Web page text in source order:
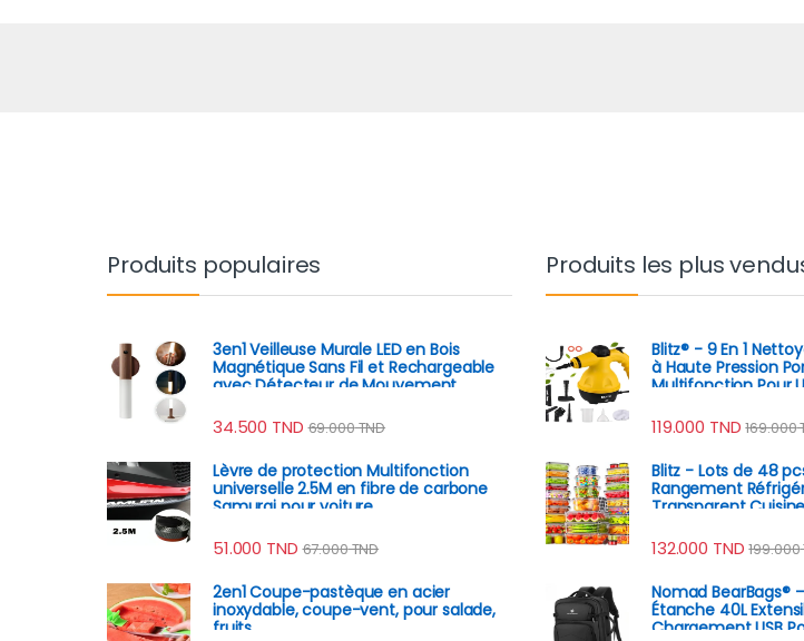
Produits populaires
3en1 Veilleuse Murale LED en Bois
Magnétique Sans Fil et Rechargeable
avec Détecteur de Mouvement
34.500 TND 69.000TND
Lèvre de protection Multifonction
universelle 2.5M en fibre de carbone
Samurai pour voiture
51.000 TND 67.000TND
2en1 Coupe-pastèque en acier
inoxydable, coupe-vent, pour salade,
fruits
Produits les plus
Blitz® - 9 En 1
à Haute Pression
Multifonction Pour
119.000 TND 169.000
Blitz - Lots de 48
Rangement
Transparent
132.000 TND 199.000
Nomad BearBags®
Étanche 40L
Chargement USB